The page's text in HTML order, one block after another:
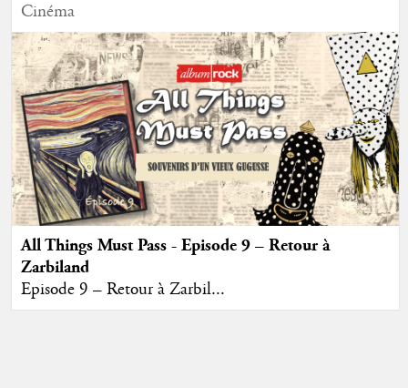
Cinéma
All Things Must Pass - Episode 9 – Retour à
Zarbiland
Episode 9 – Retour à Zarbil...